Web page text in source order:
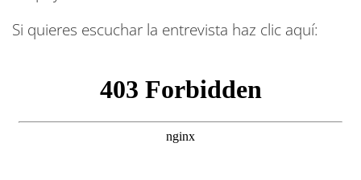
Si quieres escuchar la entrevista haz clic aquí: